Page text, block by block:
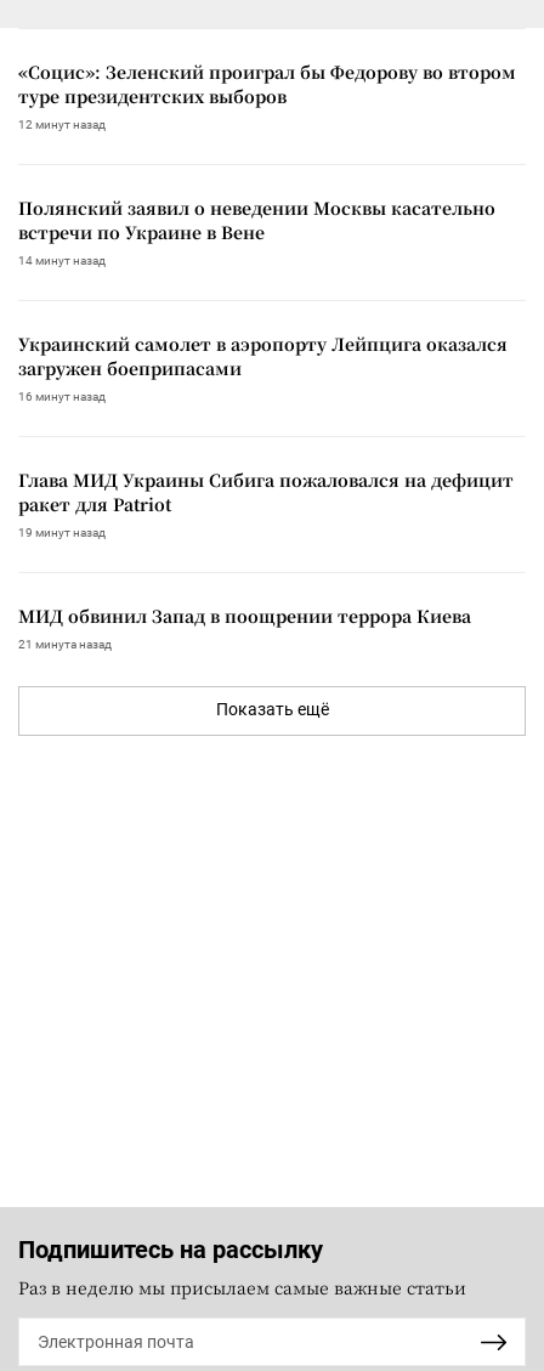
«Социс»: Зеленский проиграл бы Федорову во втором
туре президентских выборов
12 минут назад
Полянский заявил о неведении Москвы касательно
встречи по Украине в Вене
14 минут назад
Украинский самолет в аэропорту Лейпцига оказался
загружен боеприпасами
16 минут назад
Глава МИД Украины Сибига пожаловался на дефицит
ракет для Patriot
19 минут назад
МИД обвинил Запад в поощрении террора Киева
21 минута назад
Показать ещё
Подпишитесь на рассылку
Раз в неделю мы присылаем самые важные статьи